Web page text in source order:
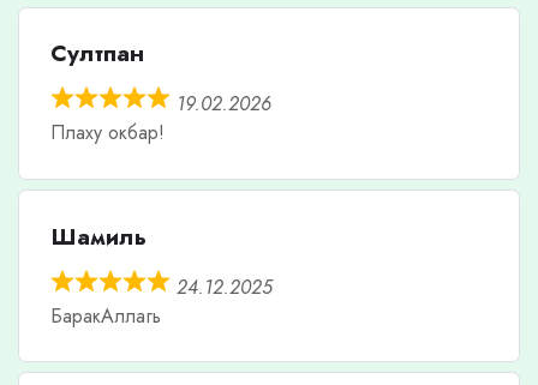
Султпан
19.02.2026
Плаху окбар!
Шамиль
24.12.2025
БаракАллагь